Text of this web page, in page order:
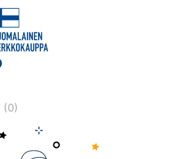
content.","post_type":
query-vars="[]" data-
(0)